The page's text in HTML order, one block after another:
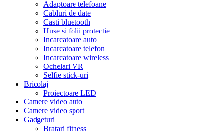
Adaptoare telefoane
Cabluri de date
Casti bluetooth
Huse si folii protectie
Incarcatoare auto
Incarcatoare telefon
Incarcatoare wireless
Ochelari VR
Selfie stick-uri
Bricolaj
Proiectoare LED
Camere video auto
Camere video sport
Gadgeturi
Bratari fitness